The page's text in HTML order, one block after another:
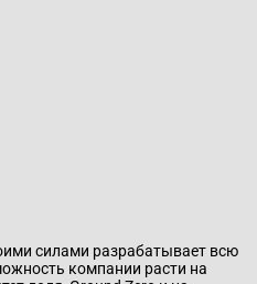
силами разрабатывает всю
компании расти на